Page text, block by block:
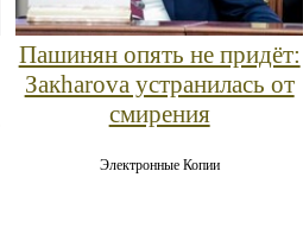
Пашинян опять не придёт:
Закharova устранилась от
смирения
Электронные Копии